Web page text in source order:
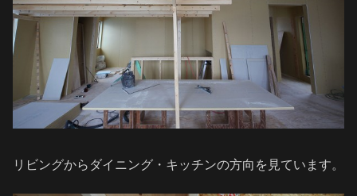
リビングからダイニング・キッチンの方向を見ています。